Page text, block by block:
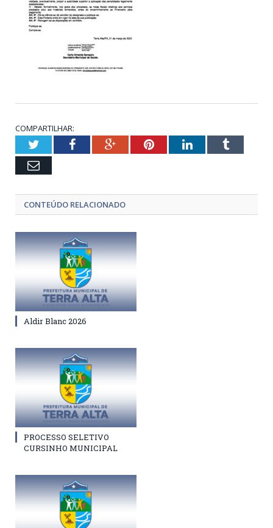
COMPARTILHAR:
TwitterFacebookGoogle+PinterestLinkedInTumblr
Email
CONTEÚDO RELACIONADO
Aldir Blanc 2026
PROCESSO SELETIVO
CURSINHO MUNICIPAL